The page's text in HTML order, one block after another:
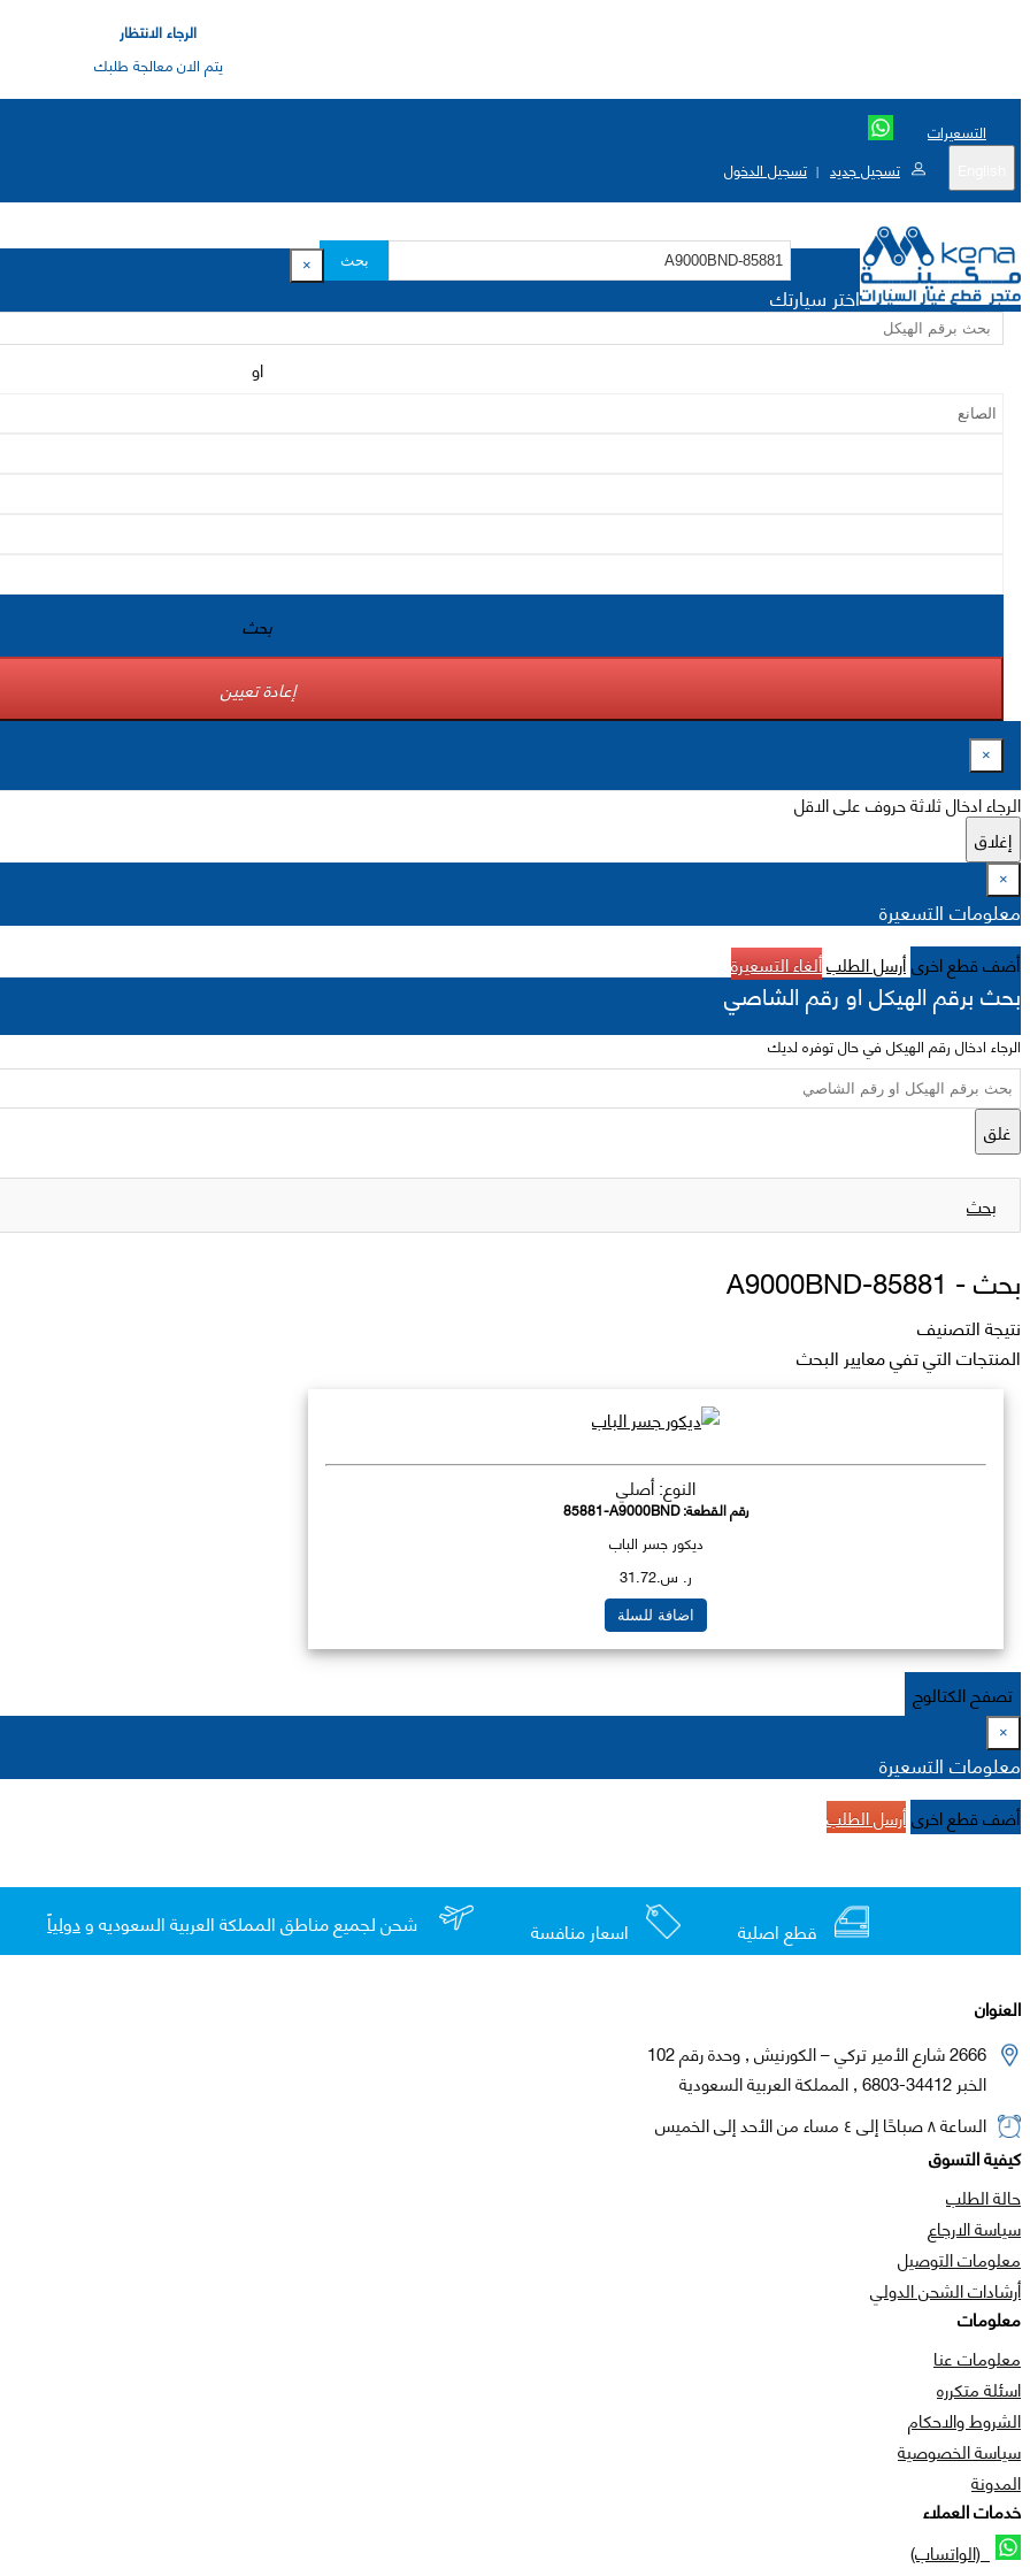
الرجاء الانتظار
يتم الان معالجة طلبك
التسعيرات
تسجيل جديد | تسجيل الدخول
بحث ×
اختر سيارتك
او
بحث
إعادة تعيين
×
الرجاء ادخال ثلاثة حروف على الاقل
إغلاق
×
معلومات التسعيرة
أضف قطع اخرىأرسل الطلبألغاء التسعيرة
بحث برقم الهيكل او رقم الشاصي
الرجاء ادخال رقم الهيكل في حال توفره لديك
غلق
بحث
بحث - 85881-A9000BND
نتيجة التصنيف
المنتجات التي تفي معايير البحث
النوع: أصلي
رقم القطعة:85881-A9000BND
ديكور جسر الباب
ر. س.31.72
اضافة للسلة
تصفح الكتالوج
×
معلومات التسعيرة
أضف قطع اخرىأرسل الطلب
قطع اصلية اسعار منافسة شحن لجميع مناطق المملكة العربية السعوديه ودولياً
العنوان
2666 شارع الأمير تركي – الكورنيش , وحدة رقم 102
الخبر 34412-6803 , المملكة العربية السعودية
الساعة ٨ صباحًا إلى ٤ مساء من الأحد إلى الخميس
كيفية التسوق
حالة الطلب
سياسة الارجاع
معلومات التوصيل
أرشادات الشحن الدولي
معلومات
معلومات عنا
اسئلة متكرره
الشروط والاحكام
سياسة الخصوصية
المدونة
خدمات العملاء
(الواتساب)